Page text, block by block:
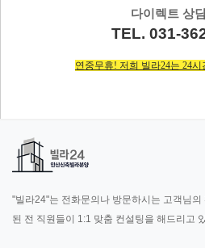
다이렉트 상
TEL. 031-
연중무휴! 저희 빌라24는 24
"빌라24"는 전화문의나 방문하시는 고객님
된 전 직원들이 1:1 맞춤 컨설팅을 해드리고